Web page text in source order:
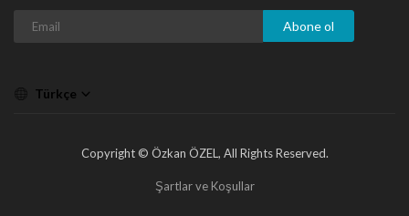
Abone ol
Türkçe
Copyright © Özkan ÖZEL, All Rights Reserved.
Şartlar ve Koşullar